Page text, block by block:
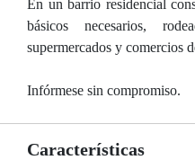
En un barrio residencial
básicos necesarios,
supermercados y comercios
Infórmese sin compromiso.
Características